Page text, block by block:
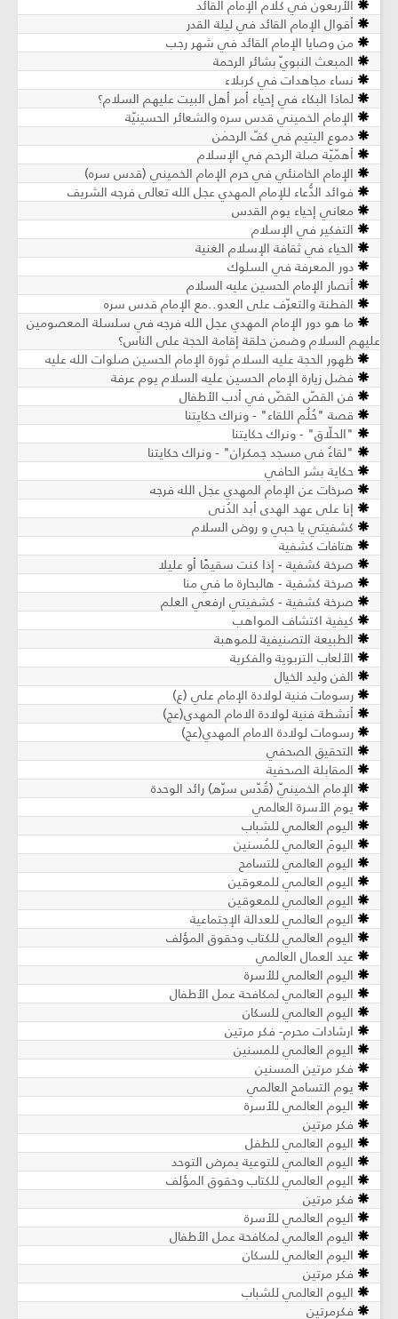
الأربعون في كلام الإمام القائد
أقوال الإمام القائد في ليلة القدر
من وصايا الإمام القائد في شهر رجب
المبعث النبويّ بشائر الرحمة
نساء مجاهدات في كربلاء
لماذا البكاء في إحياء أمر أهل البيت عليهم السلام؟
الإمام الخميني قدس سره والشعائر الحسينيّة
دموع اليتيم في كفّ الرحمٰن
أهمّيّة صلة الرحم في الإسلام
الإمام الخامنئي في حرم الإمام الخميني (قدس سره)
فوائد الدُّعاء للإمام المهدي عجل الله تعالى فرجه الشريف
معاني إحياء يوم القدس
التفكير في الإسلام
الحياء في ثقافة الإسلام الغنية
دور المعرفة في السلوك
أنصار الإمام الحسين عليه السلام
الفطنة والتعرّف على العدو..مع الإمام قدس سره
ما هو دور الإمام المهدي عجل الله فرجه في سلسلة المعصومين
عليهم السلام وضمن حلقة إقامة الحجة على الناس؟
ظهور الحجة عليه السلام ثورة الإمام الحسين صلوات الله عليه
فضل زيارة الإمام الحسين عليه السلام يوم عرفة
فن القصّ القصّ في أدب الأطفال
قصة "حُلُم اللقاء" - ونراك حكايتنا
"الحلّاق" - ونراك حكايتنا
"لقاءٌ في مسجد جمكران" - ونراك حكايتنا
حكاية بشر الحافي
صرخات عن الإمام المهدي عجل الله فرجه
إنا على عهد الهدى أبد الدُنى
كشفيتي يا حبي و روض السلام
هتافات كشفية
صرخة كشفية - إذا كنت سقيمًا أو عليلا
صرخة كشفية - هالبحارة ما في منا
صرخة كشفية - كشفيتي ارفعي العلم
كيفية اكتشاف المواهب
الطبيعة التصنيفية للموهبة
الألعاب التربوية والفكرية
الفن وليد الخيال
رسومات فنية لولادة الإمام علي (ع)
أنشطة فنية لولادة الامام المهدي(عج)
رسومات لولادة الامام المهدي(عج)
التحقيق الصحفي
المقابلة الصحفية
الإمام الخمينيّ (قُدّس سرّه) رائد الوحدة
يوم الأسرة العالمي
اليوم العالمي للشباب
اليومَ العالمي للمُسنين
اليوم العالمي للتسامح
اليوم العالمي للمعوقين
اليوم العالمي للمعوقين
اليوم العالمي للعدالة الإجتماعية
اليوم العالمي للكتاب وحقوق المؤلف
عيد العمال العالمي
اليوم العالمي للأسرة
اليوم العالمي لمكافحة عمل الأطفال
اليوم العالمي للسكان
ارشادات محرم- فكر مرتين
اليوم العالمي للمسنين
فكر مرتين المسنين
يوم التسامح العالمي
اليوم العالمي للأسرة
فكر مرتين
اليوم العالمي للطفل
اليوم العالمي للتوعية بمرض التوحد
اليوم العالمي للكتاب وحقوق المؤلف
فكر مرتين
اليوم العالمي للأسرة
اليوم العالمي لمكافحة عمل الأطفال
اليوم العالمي للسكان
فكر مرتين
اليوم العالمي للشباب
فكرمرتين